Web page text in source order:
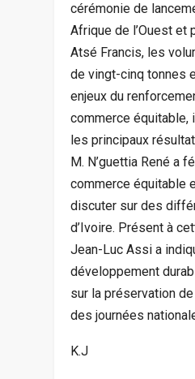
cérémonie de
Afrique de l’Ouest et
Atsé Francis, les
de vingt-cinq tonnes
enjeux du
commerce
les principaux
M. N’guettia René a
commerce équitable
discuter sur des
d’Ivoire. Présent à
Jean-Luc Assi a
développement
sur la préservation
des journées
K.J